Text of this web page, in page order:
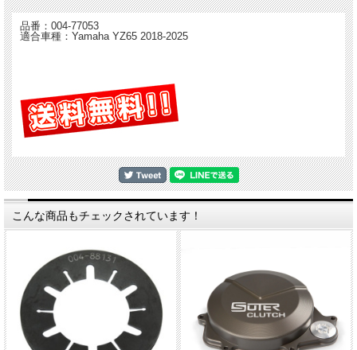
このクラッチの独特の色はハードテフロンコーティングによるもので、このコーテ
ィングあ接触面が摩耗しづらくなる特殊なものです。
また独創的なデザインにより取り付けにSUTER専用特殊工具は必要ありません。
通常のクラッチを整備する工具があればインストールが可能です。
・MXGPテクノロジー
・スプリングレート変更によりライダーに合わせてセッティングが可能
・ブレーキング時のコントロール性に優れる
・簡単インストール - 通常のクラッチを整備する工具があればインストール可能
このクラッチはあらゆるライディングスタイルに合わせてセッティングが可能で
す。
チューニングされたバイク用により強いスプリングの設定もあります。
キットには取り付けに必要な全ての部品が付属、クラッチプレートやバスケットを
新たに購入する必要はありません。
モトクロスでは、ライダーがマシンをコントロールするツールとしてクラッチが必
要不可欠です。
スタートのパフォーマンスだけではなく、ジャンプのコントロール、ブレーキン
グ、トラクションのため等ライディングの最中は様々にクラッチが使用されます。
一部のライダーは様々な方法でクラッチを使用し、特にトップレベルのライダーは
様々な特性を好みます。
非常にアグレッシブなつながりを求める人もいれば、よりソフトなつながりを求め
る人もいます。
品番：004-77053
適合車種：Yamaha YZ65 2018-2025
こんな商品もチェックされています！